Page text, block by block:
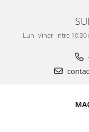
Luni-Vineri intre 10:30